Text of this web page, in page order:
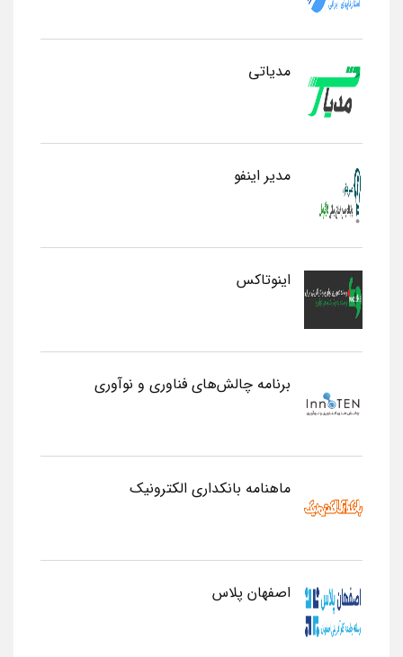
مدیاتی
مدیر اینفو
اینوتاکس
برنامه چالش‌های فناوری و نوآوری
ماهنامه بانکداری الکترونیک
اصفهان پلاس